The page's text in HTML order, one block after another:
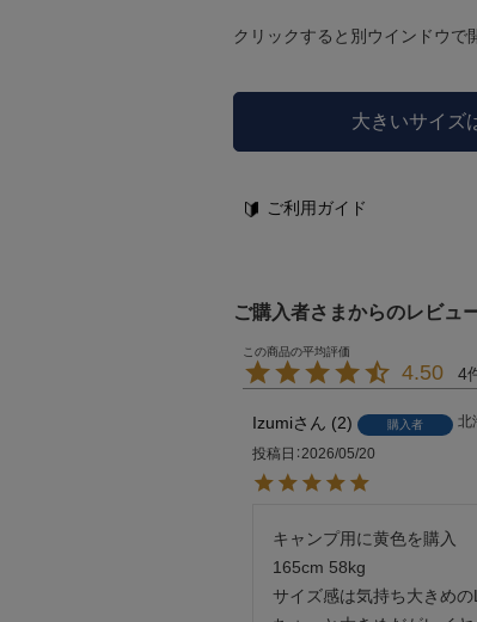
クリックすると別ウインドウで
大きいサイズ
ご利用ガイド
ご購入者さまからのレビュ
4.50 4
Izumi 2 購入者
北
投稿日 2026/05/20
キャンプ用に黄色を購入
165cm 58kg
サイズ感は気持ち大きめ